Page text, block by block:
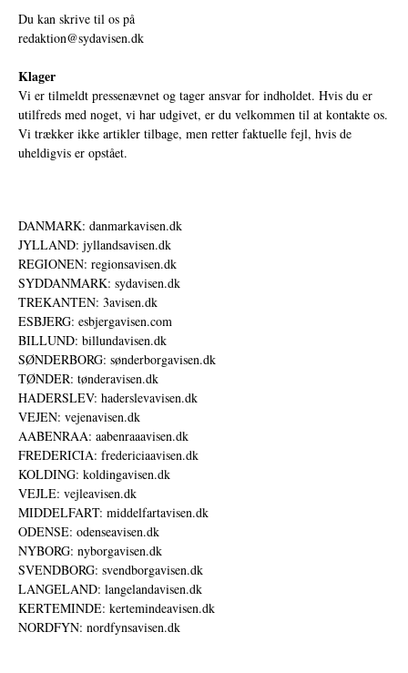
Du kan skrive til os på
redaktion@sydavisen.dk
Klager
Vi er tilmeldt pressenævnet og tager ansvar for indholdet. Hvis du er
utilfreds med noget, vi har udgivet, er du velkommen til at kontakte os.
Vi trækker ikke artikler tilbage, men retter faktuelle fejl, hvis de
uheldigvis er opstået.
DANMARK: danmarkavisen.dk
JYLLAND: jyllandsavisen.dk
REGIONEN: regionsavisen.dk
SYDDANMARK: sydavisen.dk
TREKANTEN: 3avisen.dk
ESBJERG: esbjergavisen.com
BILLUND: billundavisen.dk
SØNDERBORG: sønderborgavisen.dk
TØNDER: tønderavisen.dk
HADERSLEV: haderslevavisen.dk
VEJEN: vejenavisen.dk
AABENRAA: aabenraaavisen.dk
FREDERICIA: fredericiaavisen.dk
KOLDING: koldingavisen.dk
VEJLE: vejleavisen.dk
MIDDELFART: middelfartavisen.dk
ODENSE: odenseavisen.dk
NYBORG: nyborgavisen.dk
SVENDBORG: svendborgavisen.dk
LANGELAND: langelandavisen.dk
KERTEMINDE: kertemindeavisen.dk
NORDFYN: nordfynsavisen.dk